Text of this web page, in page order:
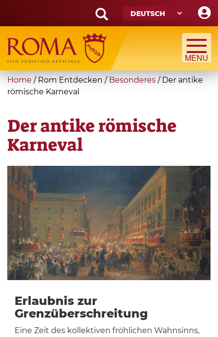
main
content
Search
form
Suche
You
are
Home / Rom Entdecken / Besonderes / Der antike
römische Karneval
Der antike römische
Karneval
Erlaubnis zur
Grenzüberschreitung
Eine Zeit des kollektiven fröhlichen Wahnsinns,